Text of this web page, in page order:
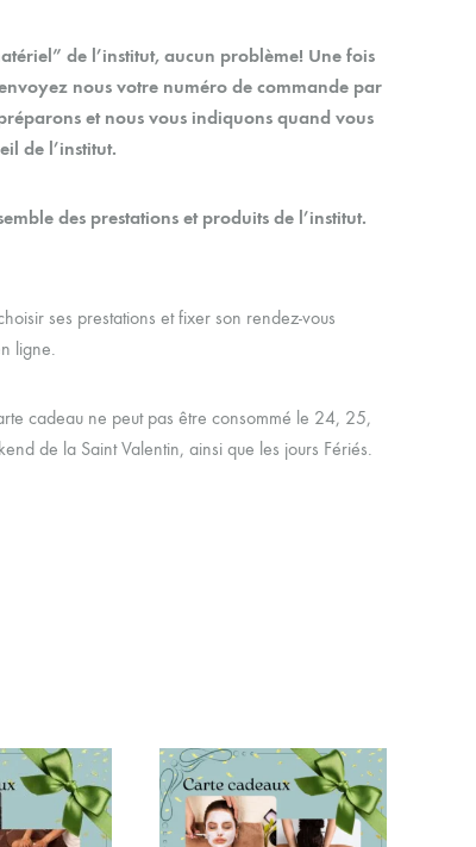
de l’institut, aucun problème! Une fois
nous votre numéro de commande par
et nous vous indiquons quand vous
de l’institut.
des prestations et produits de l’institut.
ses prestations et fixer son rendez-vous
ligne.
cadeau ne peut pas être consommé le 24, 25,
de la Saint Valentin, ainsi que les jours Fériés.